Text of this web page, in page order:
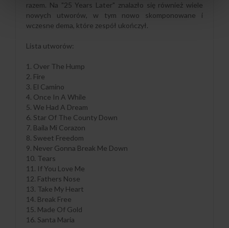
razem. Na "25 Years Later" znalazło się również wiele
nowych utworów, w tym nowo skomponowane i
wczesne dema, które zespół ukończył.
Lista utworów:
1. Over The Hump
2. Fire
3. El Camino
4. Once In A While
5. We Had A Dream
6. Star Of The County Down
7. Baila Mi Corazon
8. Sweet Freedom
9. Never Gonna Break Me Down
10. Tears
11. If You Love Me
12. Fathers Nose
13. Take My Heart
14. Break Free
15. Made Of Gold
16. Santa Maria